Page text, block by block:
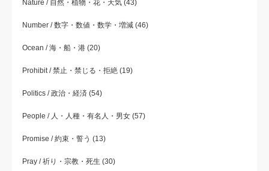
Nature / 自然・植物・花・天気 (43)
Number / 数字・数値・数学・増減 (46)
Ocean / 海・船・港 (20)
Prohibit / 禁止・禁じる・拒絶 (19)
Politics / 政治・経済 (54)
People / 人・人種・有名人・男女 (57)
Promise / 約束・誓う (13)
Pray / 祈り・宗教・死生 (30)